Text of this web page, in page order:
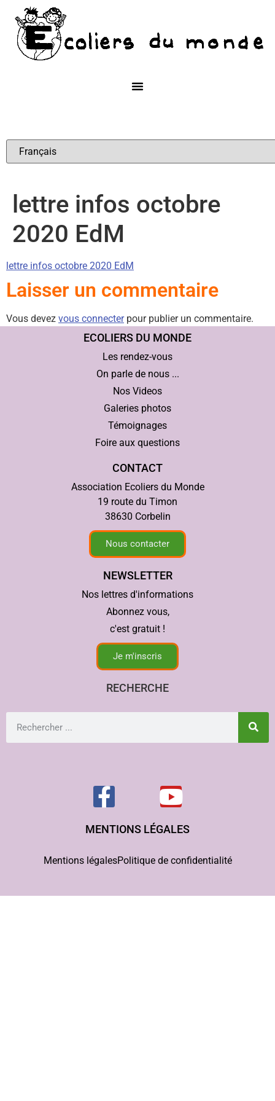
lettre infos octobre
2020 EdM
lettre infos octobre 2020 EdM
Laisser un commentaire
Vous devez vous connecterpour publier un commentaire.
ECOLIERS DU MONDE
Les rendez-vous
On parle de nous ...
Nos Videos
Galeries photos
Témoignages
Foire aux questions
CONTACT
Association Ecoliers du Monde
19 route du Timon
38630 Corbelin
Nous contacter
NEWSLETTER
Nos lettres d'informations
Abonnez vous,
c'est gratuit !
Je m'inscris
RECHERCHE
MENTIONS LÉGALES
Mentions légalesPolitique de confidentialité